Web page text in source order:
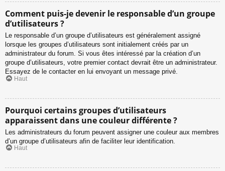
Comment puis-je devenir le responsable d’un groupe
d’utilisateurs ?
Le responsable d’un groupe d’utilisateurs est généralement assigné
lorsque les groupes d’utilisateurs sont initialement créés par un
administrateur du forum. Si vous êtes intéressé par la création d’un
groupe d’utilisateurs, votre premier contact devrait être un administrateur.
Essayez de le contacter en lui envoyant un message privé.
Haut
Pourquoi certains groupes d’utilisateurs
apparaissent dans une couleur différente ?
Les administrateurs du forum peuvent assigner une couleur aux membres
d’un groupe d’utilisateurs afin de faciliter leur identification.
Haut